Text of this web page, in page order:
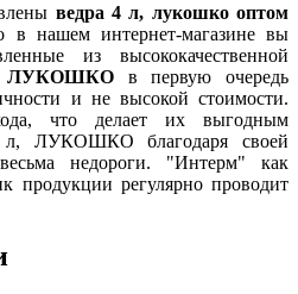
ведра 4 л, лукошко оптом
в нашем интернет-магазине вы
из высококачественной
ЛУКОШКО
в первую очередь
и не высокой стоимости.
что делает их выгодным
л, ЛУКОШКО благодаря своей
недороги. "Интерм" как
продукции регулярно проводит